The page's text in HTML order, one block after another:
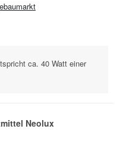
ca. 40 Watt einer
Neolux